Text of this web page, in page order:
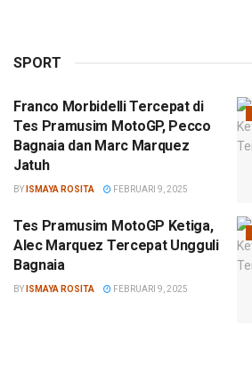
SPORT
Franco Morbidelli Tercepat di
Tes Pramusim MotoGP, Pecco
Bagnaia dan Marc Marquez
Jatuh
BY ISMAYA ROSITA FEBRUARI 9, 2025
Tes Pramusim MotoGP Ketiga,
Alec Marquez Tercepat Ungguli
Bagnaia
BY ISMAYA ROSITA FEBRUARI 9, 2025